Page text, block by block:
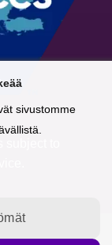
to
sivustomme